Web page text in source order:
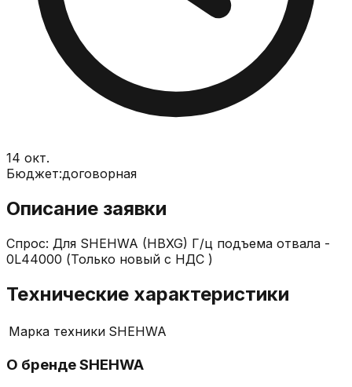
14 окт.
Бюджет:договорная
Описание заявки
Спрос: Для SHEHWA (HBXG) Г/ц подъема отвала -
0L44000 (Только новый с НДС )
Технические характеристики
Марка техники SHEHWA
О брендеSHEHWA